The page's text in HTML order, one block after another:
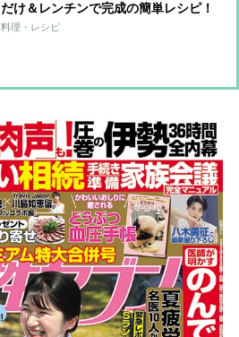
だけ＆レンチンで完成の簡単レシピ！
料理・レシピ